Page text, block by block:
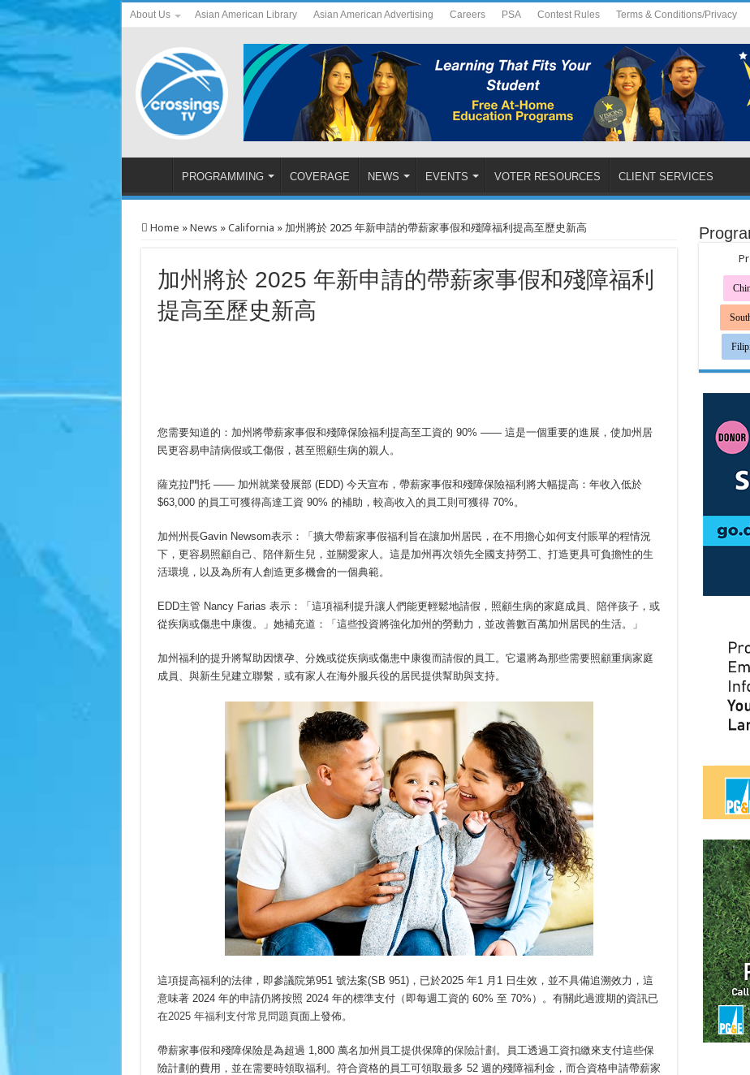
About Us Asian American Library Asian American Advertising Careers PSA Contest Rules Terms & Conditions/Privacy
PROGRAMMING COVERAGE NEWS EVENTS VOTER RESOURCES CLIENT SERVICES
Home »News »California » 加州將於 2025 年新申請的帶薪家事假和殘障福利提高至歷史新高
加州將於 2025 年新申請的帶薪家事假和殘障福利
提高至歷史新高
您需要知道的：加州將帶薪家事假和殘障保險福利提高至工資的 90% —— 這是一個重要的進展，使加州居
民更容易申請病假或工傷假，甚至照顧生病的親人。
薩克拉門托 —— 加州就業發展部 (EDD) 今天宣布，帶薪家事假和殘障保險福利將大幅提高：年收入低於
$63,000 的員工可獲得高達工資 90% 的補助，較高收入的員工則可獲得 70%。
加州州長Gavin Newsom表示：「擴大帶薪家事假福利旨在讓加州居民，在不用擔心如何支付賬單的程情況
下，更容易照顧自己、陪伴新生兒，並關愛家人。這是加州再次領先全國支持勞工、打造更具可負擔性的生
活環境，以及為所有人創造更多機會的一個典範。
EDD主管 Nancy Farias 表示：「這項福利提升讓人們能更輕鬆地請假，照顧生病的家庭成員、陪伴孩子，或
從疾病或傷患中康復。」她補充道：「這些投資將強化加州的勞動力，並改善數百萬加州居民的生活。」
加州福利的提升將幫助因懷孕、分娩或從疾病或傷患中康復而請假的員工。它還將為那些需要照顧重病家庭
成員、與新生兒建立聯繫，或有家人在海外服兵役的居民提供幫助與支持。
這項提高福利的法律，即參議院第951 號法案(SB 951)，已於2025 年1 月1 日生效，並不具備追溯效力，這
意味著 2024 年的申請仍將按照 2024 年的標準支付（即每週工資的 60% 至 70%）。有關此過渡期的資訊已
在2025 年福利支付常見問題頁面上發佈。
帶薪家事假和殘障保險是為超過 1,800 萬名加州員工提供保障的保險計劃 。員工透過工資扣繳來支付這些保
險計劃的費用，並在需要時領取福利。符合資格的員工可領取最多 52 週的殘障福利金，而合資格申請帶薪家